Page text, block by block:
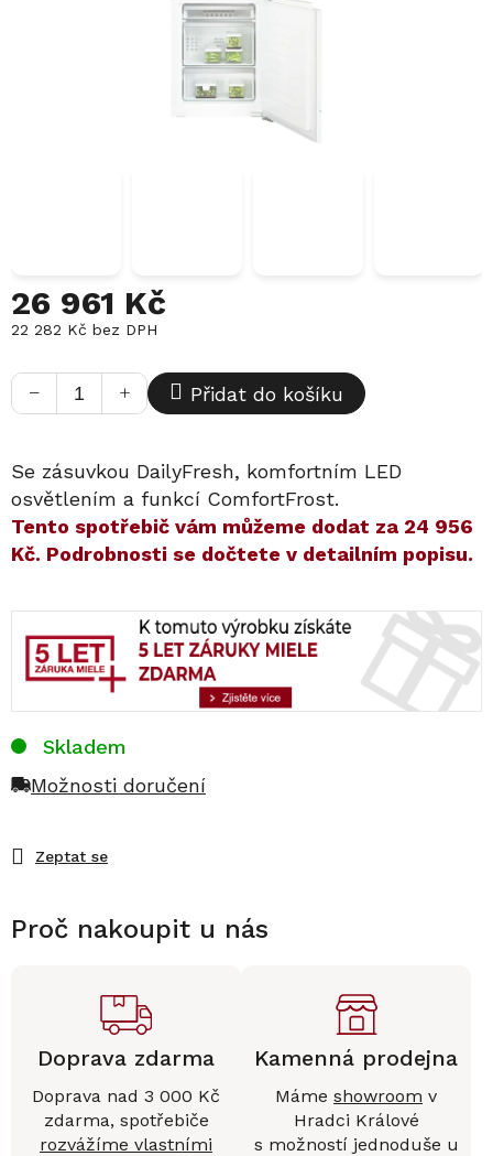
26 961 Kč
22 282 Kč bez DPH
cena:
+
− Přidat do košíku
Se zásuvkou DailyFresh, komfortním LED
osvětlením a funkcí ComfortFrost.
​​Tento spotřebič vám můžeme dodat za 24 956
Kč. Podrobnosti se dočtete v detailním popisu.
Zeptat se
Skladem
Možnosti doručení
Proč nakoupit u nás
Doprava zdarma
Doprava nad 3 000 Kč
zdarma, spotřebiče
rozvážíme vlastními
Kamenná prodejna
Máme showroom v
Hradci Králové
s možností jednoduše u